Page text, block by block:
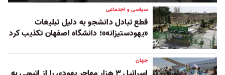
سیاسی و اجتماعی
قطع تبادل دانشجو به دلیل تبلیغات
«یهودستیزانه»؛ دانشگاه اصفهان تکذیب کرد
جهان